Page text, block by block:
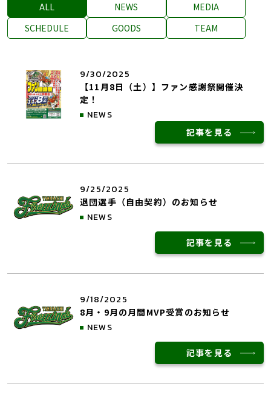
ALL NEWS
MEDIA
SCHEDULE
GOODS TEAM
9/30/2025
【11月8日（土）】ファン感謝祭開催決
定！
NEWS
記事を見る
9/25/2025
退団選手（自由契約）のお知らせ
NEWS
記事を見る
9/18/2025
8月・9月の月間MVP受賞のお知らせ
NEWS
記事を見る